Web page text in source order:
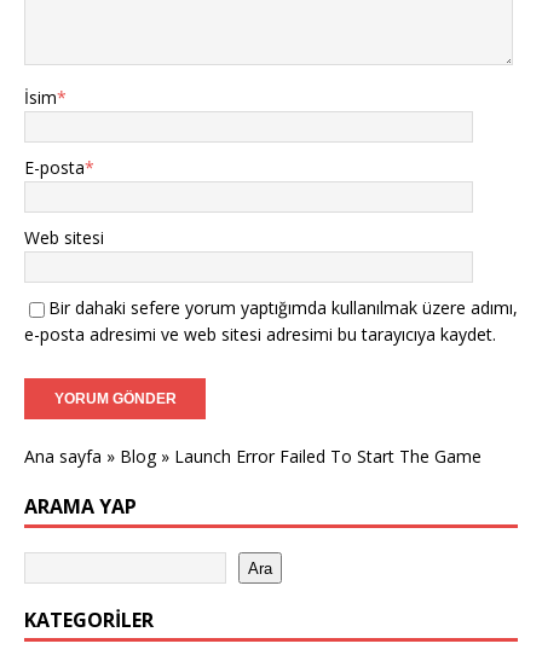
İsim*
E-posta*
Web sitesi
Bir dahaki sefere yorum yaptığımda kullanılmak üzere adımı,
e-posta adresimi ve web sitesi adresimi bu tarayıcıya kaydet.
Ana sayfa » Blog» Launch Error Failed To Start The Game
ARAMA YAP
Ara
KATEGORILER